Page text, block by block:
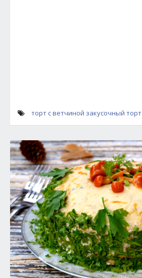
торт с ветчиной закусочный торт